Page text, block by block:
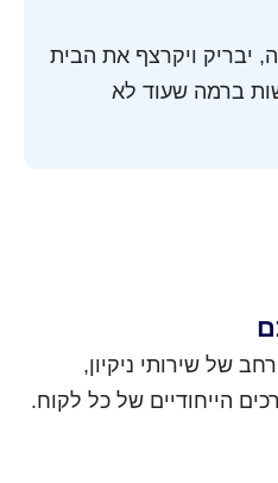
יבריק ויקרצף את הבית
ברמה שעוד לא
של שירותי ניקיון,
הייחודיים של כל לקוח.